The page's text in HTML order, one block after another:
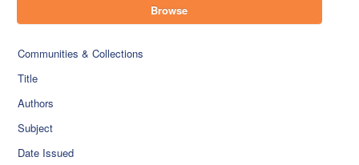
Browse
Communities & Collections
Title
Authors
Subject
Date Issued